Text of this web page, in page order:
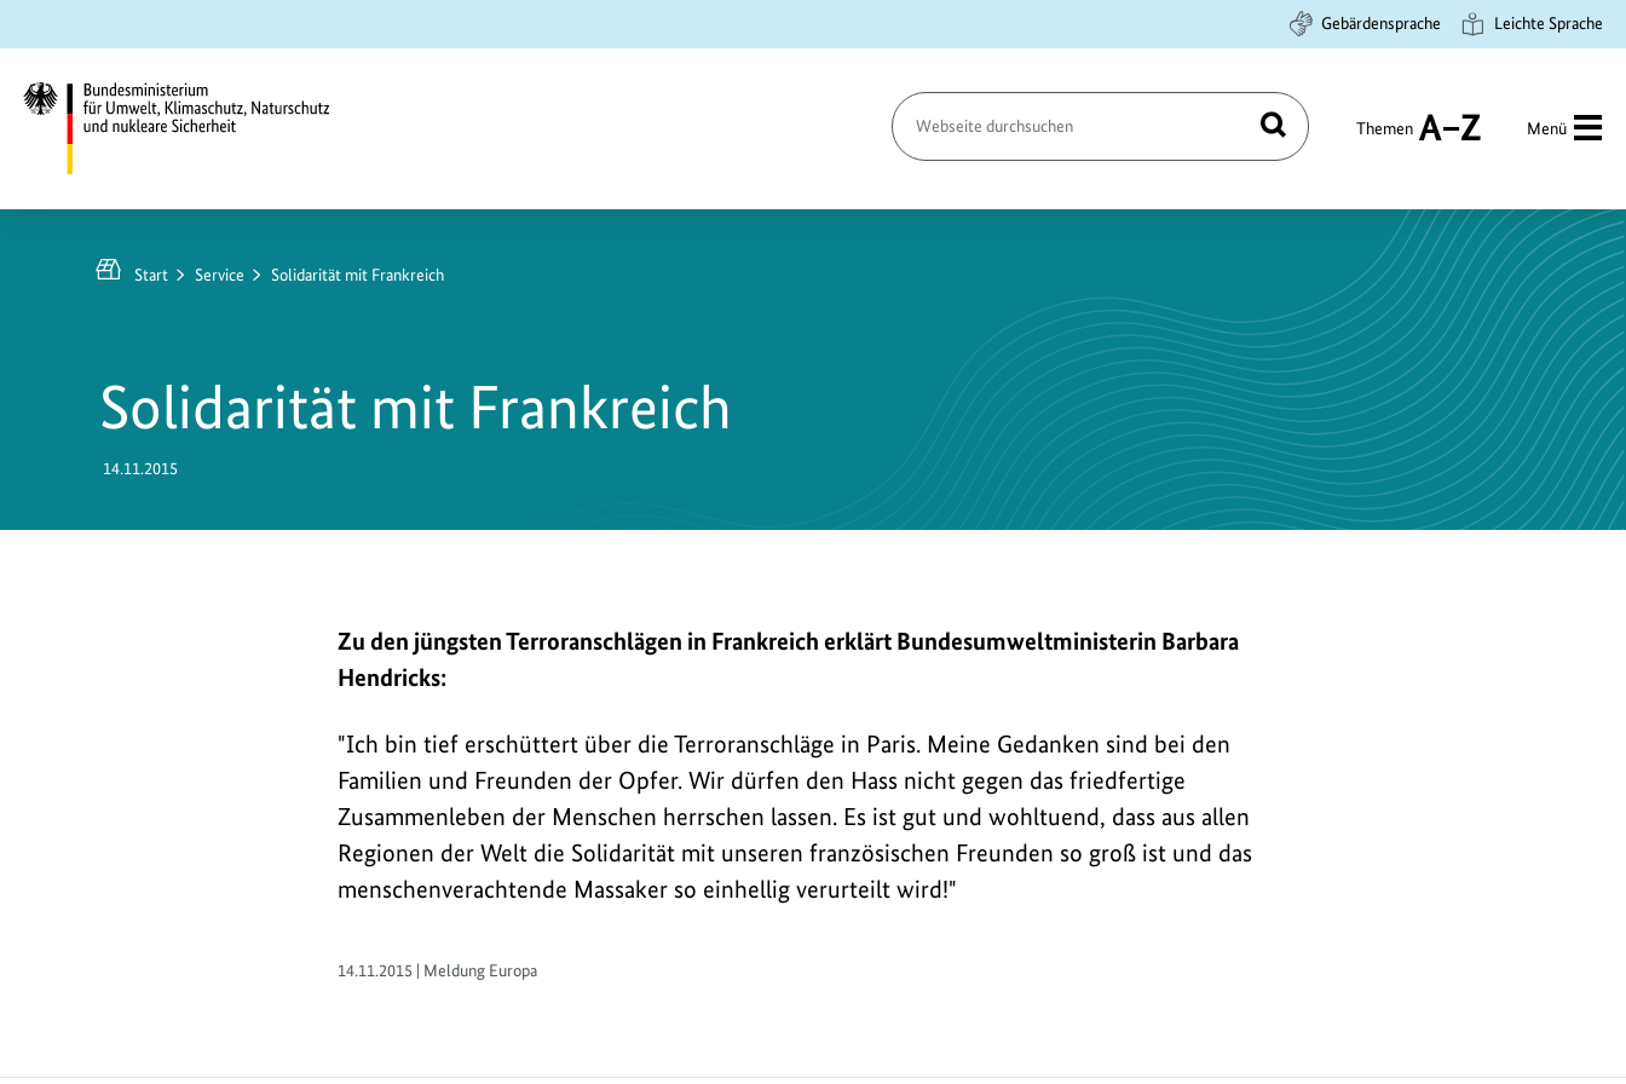
Hauptinhalt
springen
Suche
springen
Hauptnavigation
springen
Gebärdensprache Leichte Sprache
Umwelt,
Klimaschutz,
nukleare
Sicherheit
Seite
durchsuchen
Suchen Themen
A
Menü
Start Service Solidarität mit Frankreich
Solidarität mit Frankreich
14.11.2015
Bundesumweltministerin
Barbara
"Ich
bin
tief
erschüttert
über
in
Gedanken
Zu den jüngsten Terroranschlägen in Frankreich erklärt Bundesumweltministerin Barbara
Hendricks:
"Ich bin tief erschüttert über die Terroranschläge in Paris. Meine Gedanken sind bei den
Familien und Freunden der Opfer. Wir dürfen den Hass nicht gegen das friedfertige
Zusammenleben der Menschen herrschen lassen. Es ist gut und wohltuend, dass aus allen
Regionen der Welt die Solidarität mit unseren französischen Freunden so groß ist und das
menschenverachtende Massaker so einhellig verurteilt wird!"
14.11.2015 | Meldung Europa